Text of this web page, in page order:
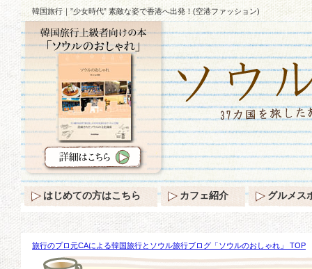
韓国旅行｜”少女時代” 素敵な姿で香港へ出発！(空港ファッション)
旅行のプロ元CAによる韓国旅行とソウル旅行ブログ「ソウルのおしゃれ」 TOP
香港へ出発！(空港ファッション)
はじめての方はこちら カフェ紹介 グルメス